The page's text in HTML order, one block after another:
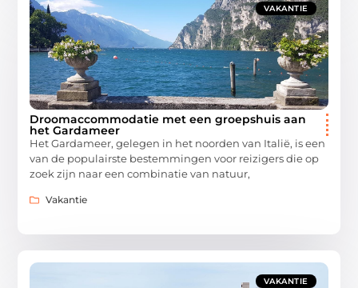
VAKANTIE
Droomaccommodatie met een groepshuis aan
het Gardameer
Het Gardameer, gelegen in het noorden van Italië, is een
van de populairste bestemmingen voor reizigers die op
zoek zijn naar een combinatie van natuur,
Vakantie
VAKANTIE